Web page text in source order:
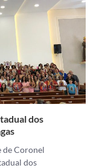
dos
de Coronel
dos